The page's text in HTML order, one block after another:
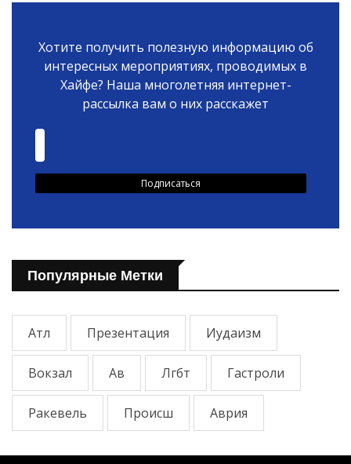
Хотите получить полезную информацию об
интересных мероприятиях, проводимых в
Хайфе? Наша многолетняя интернет-
рассылка вам о них расскажет
Популярные Метки
Атл Презентация Иудаизм
Вокзал Ав Лгбт Гастроли
Ракевель Происш Аврия